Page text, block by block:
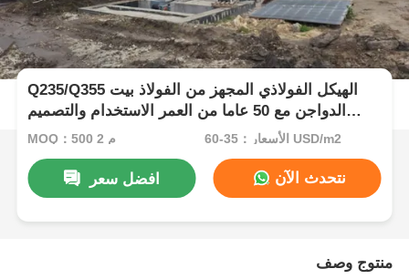
Q235/Q355 الهيكل الفولاذي المجهز من الفولاذ بيت
الدواجن مع 50 عاما من العمر الاستخدام والتصميم
المخصص
MOQ：500 م 2 الأسعار：35-60 USD/m2
افضل سعر نتحدث الآن
منتوج وصف